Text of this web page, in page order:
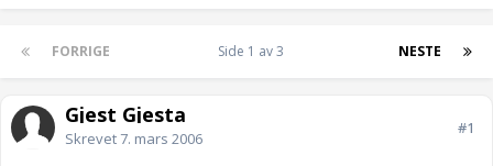
FORRIGE NESTE
Side 1 av 3
Gjest Gjesta
Skrevet7. mars 2006
#1